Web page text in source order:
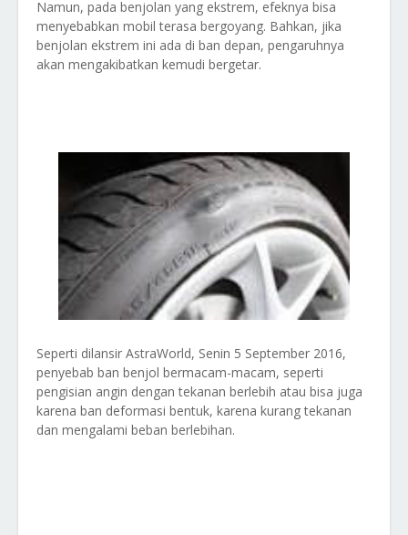
Namun, pada benjolan yang ekstrem, efeknya bisa
menyebabkan mobil terasa bergoyang. Bahkan, jika
benjolan ekstrem ini ada di ban depan, pengaruhnya
akan mengakibatkan kemudi bergetar.
Seperti dilansir AstraWorld, Senin 5 September 2016,
penyebab ban benjol bermacam-macam, seperti
pengisian angin dengan tekanan berlebih atau bisa juga
karena ban deformasi bentuk, karena kurang tekanan
dan mengalami beban berlebihan.